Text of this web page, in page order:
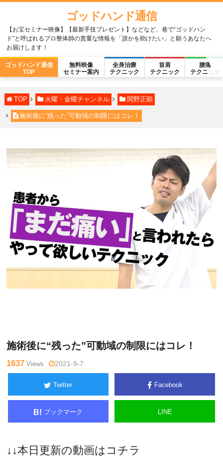
ゴッドハンド通信
【お宝セミナー映像】【最新手技プレゼント】などなど、巷で“ゴッドハン
ド”と呼ばれるプロ整体師の貴重な情報を「誰かを助けたい」と願うあなたへ
お届けします！
ゴッドハンド通信
TOP
無料映像
セミナー案内
全身治療
テクニック
首肩
テクニック
腰痛
テクニック
TOP 火曜・金曜チャンネル 関野正顕
施術後に“残った”可動域の制限にはコレ！
施術後に“残った”可動域の制限にはコレ！
1637 Views 2021-9-7
Twitter Facebook
B! ブックマーク LINE
↓↓本日更新の動画はコチラ